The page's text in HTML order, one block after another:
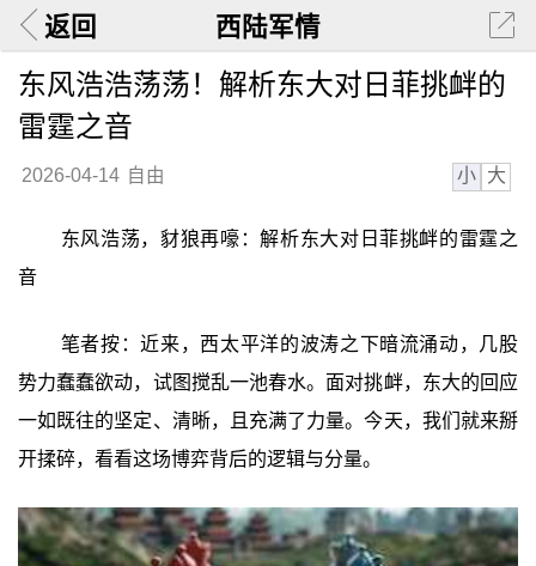
返回 西陆军情
东风浩浩荡荡！解析东大对日菲挑衅的
雷霆之音
2026-04-14 自由 小 大
东风浩荡，豺狼再嚎：解析东大对日菲挑衅的雷霆之
音
笔者按：近来，西太平洋的波涛之下暗流涌动，几股
势力蠢蠢欲动，试图搅乱一池春水。面对挑衅，东大的回应
一如既往的坚定、清晰，且充满了力量。今天，我们就来掰
开揉碎，看看这场博弈背后的逻辑与分量。